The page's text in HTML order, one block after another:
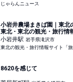
じゃらんニュース
小岩井農場まきば園｜東北
東北 - 東北の観光・旅行情
小岩井駅 岩手県滝沢市
東北の観光・旅行情報サイト「旅
8620を感じて